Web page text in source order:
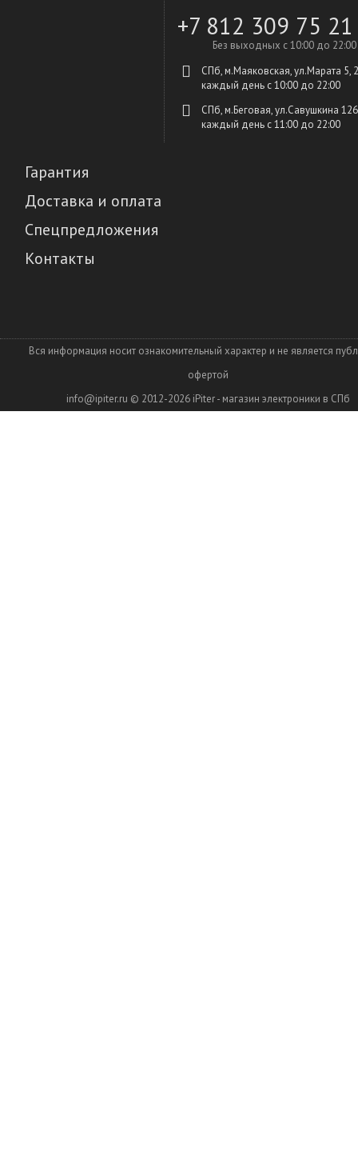
+7 812 309 75 21
Без выходных с 10:00 до 22:00
СПб, м.Маяковская, ул.Марата 5,
каждый день c 10:00 до 22:00
СПб, м.Беговая, ул.Савушкина
каждый день c 11:00 до 22:00
Гарантия
Доставка и оплата
Спецпредложения
Контакты
Вся информация носит ознакомительный характер и не является
офертой
info@ipiter.ru © 2012-2026 iPiter - магазин электроники в СПб